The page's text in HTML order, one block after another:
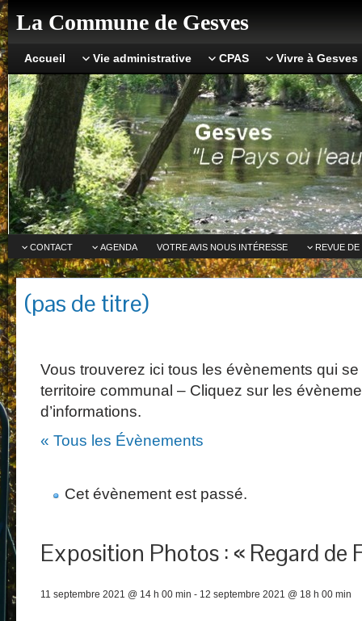
La Commune de Gesves
Accueil Vie administrative CPAS Vivre à Gesves
CONTACT AGENDA VOTRE AVIS NOUS INTÉRESSE REVUE DE
(pas de titre)
Vous trouverez ici tous les évènements qui
territoire communal – Cliquez sur les
d’informations.
« Tous les Évènements
Cet évènement est passé.
Exposition Photos : « Regard de
11 septembre 2021 @ 14 h 00 min - 12 septembre 2021 @ 18 h 00 min